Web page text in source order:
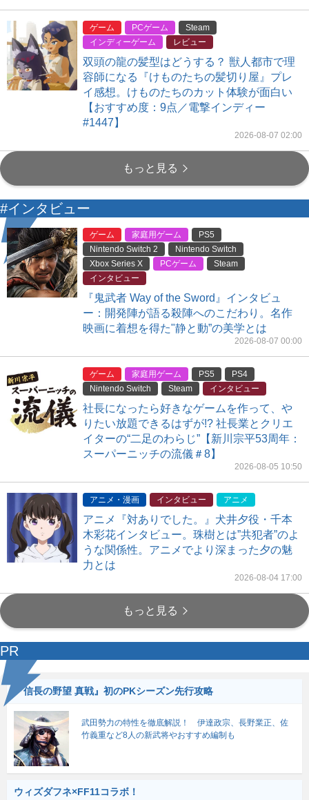
ゲーム PCゲーム
Steam
インディーゲーム
レビュー
双頭の龍の髪型はどうする？ 獣人都市で理
容師になる『けものたちの髪切り屋』プレ
イ感想。けものたちのカット体験が面白い
【おすすめ度：9点／電撃インディー
#1447】
2026-08-07 02:00
もっと見る
#インタビュー
ゲーム 家庭用ゲーム
PS5
Nintendo Switch 2
Nintendo Switch
Xbox Series X
PCゲーム
Steam
インタビュー
『鬼武者 Way of the Sword』インタビュ
ー：開発陣が語る殺陣へのこだわり。名作
映画に着想を得た"静と動”の美学とは
2026-08-07 00:00
ゲーム 家庭用ゲーム PS5
PS4
Nintendo Switch
Steam インタビュー
社長になったら好きなゲームを作って、や
りたい放題できるはずが!? 社長業とクリエ
イターの“二足のわらじ”【新川宗平53周年：
スーパーニッチの流儀＃8】
2026-08-05 10:50
アニメ・漫画 インタビュー アニメ
アニメ『対ありでした。』犬井夕役・千本
木彩花インタビュー。珠樹とは”共犯者”のよ
うな関係性。アニメでより深まった夕の魅
力とは
2026-08-04 17:00
もっと見る
PR
『信長の野望 真戦』初のPKシーズン先行攻略
武田勢力の特性を徹底解説！ 伊達政宗、長野業正、佐
竹義重など8人の新武将やおすすめ編制も
ウィズダフネ×FF11コラボ！